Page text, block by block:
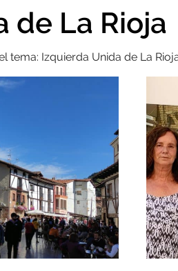
de La Rioja
tema: Izquierda Unida de La